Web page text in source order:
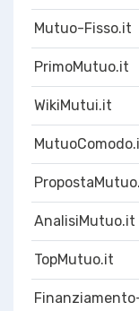
Mutuo-Fisso.it
PrimoMutuo.it
WikiMutui.it
AnalisiMutuo.it
TopMutuo.it